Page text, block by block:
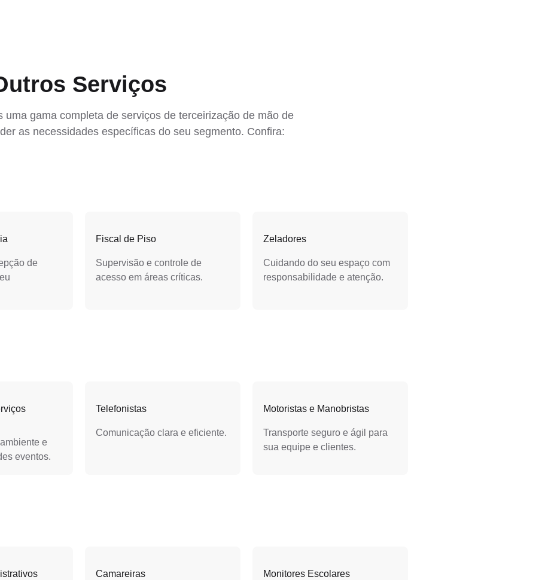
Serviços
uma gama completa de serviços de terceirização de mão de
as necessidades específicas do seu segmento. Confira:
de
Fiscal de Piso
Supervisão e controle de
acesso em áreas críticas.
Zeladores
Cuidando do seu espaço com
responsabilidade e atenção.
e
eventos.
Telefonistas
Comunicação clara e eficiente.
Motoristas e Manobristas
Transporte seguro e ágil para
sua equipe e clientes.
Camareiras Monitores Escolares